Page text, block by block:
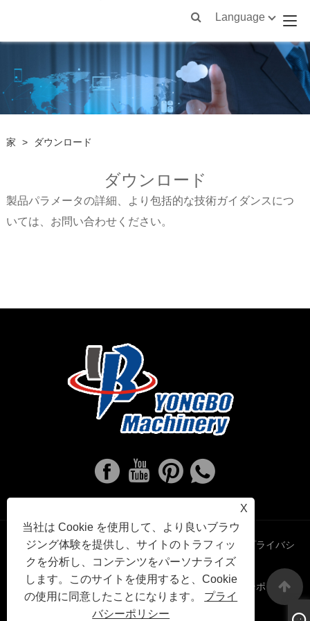
Language
家 > ダウンロード
ダウンロード
製品パラメータの詳細、より包括的な技術ガイダンスにつ
いては、お問い合わせください。
X
当社は Cookie を使用して、より良いブラウ
ジング体験を提供し、サイトのトラフィッ
クを分析し、コンテンツをパーソナライズ
します。このサイトを使用すると、Cookie
の使用に同意したことになります。 プライ
バシーポリシー
Links Sitemap RSS XML プライバシ
ーポリシー